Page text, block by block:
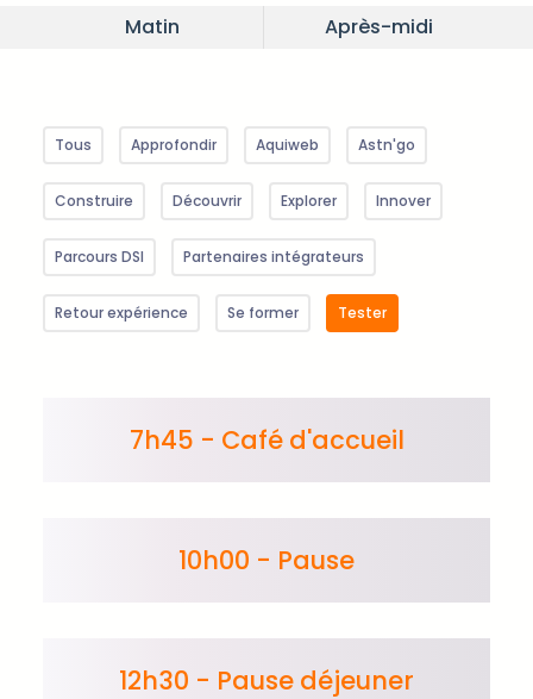
Matin Après-midi
Tous Approfondir Aquiweb Astn'go
Construire Découvrir Explorer Innover
Parcours DSI Partenaires intégrateurs
Retour expérience Se former Tester
7h45 - Café d'accueil
10h00 - Pause
12h30 - Pause déjeuner